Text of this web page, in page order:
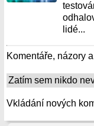
lidé...
Komentáře, názory
Zatím sem nikdo
Vkládání nových